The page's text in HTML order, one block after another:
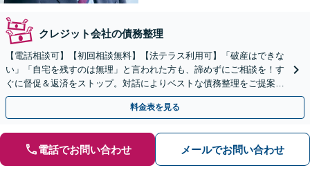
クレジット会社の債務整理
【電話相談可】【初回相談無料】【法テラス利用可】「破産はできな
い」「自宅を残すのは無理」と言われた方も、諦めずにご相談を！す
ぐに督促＆返済をストップ。対話によりベストな債務整理をご提案し
ます。法人破産も実績多数【完全個室】【大宮駅3分】
料金表を見る
電話でお問い合わせ メールでお問い合わせ